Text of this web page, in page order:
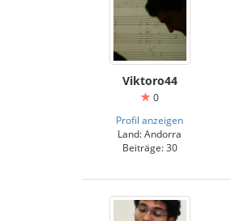
Viktoro44
0
Profil anzeigen
Land: Andorra
Beiträge: 30